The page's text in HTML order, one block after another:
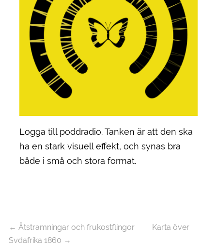
Logga till poddradio. Tanken är att den ska
ha en stark visuell effekt, och synas bra
både i små och stora format.
← Åtstramningar och frukostflingor
Karta över
Sydafrika 1860 →